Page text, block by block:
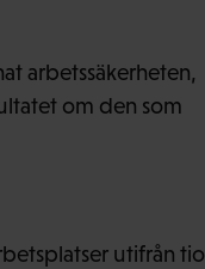
arbetssäkerheten,
om den som
utifrån tio